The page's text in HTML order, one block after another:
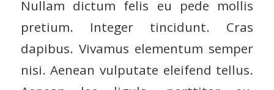
Nullam dictum felis eu pede mollis
pretium. Integer tincidunt. Cras
dapibus. Vivamus elementum semper
nisi. Aenean vulputate eleifend tellus.